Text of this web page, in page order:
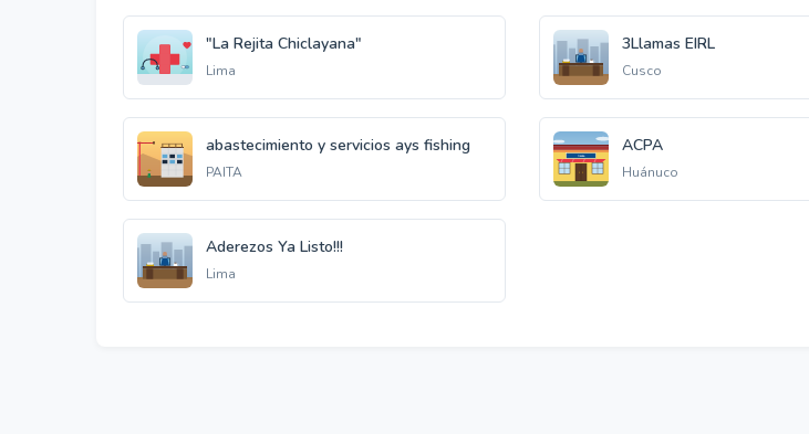
"La Rejita Chiclayana"
Lima
3Llamas EIRL
Cusco
abastecimiento y servicios ays fishing
PAITA
ACPA
Huánuco
Aderezos Ya Listo!!!
Lima